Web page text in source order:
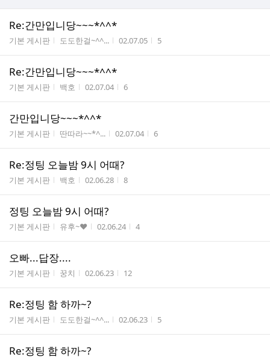
Re:간만입니당~~~*^^*
게시판명
기본 게시판 작성자
도도한걸~^^... 작성시간
02.07.05 조회수
5
Re:간만입니당~~~*^^*
게시판명
기본 게시판 작성자
백호 작성시간
02.07.04 조회수
6
간만입니당~~~*^^*
게시판명
기본 게시판 작성자
딴따라~~*^... 작성시간
02.07.04 조회수
6
Re:정팅 오늘밤 9시 어때?
게시판명
기본 게시판 작성자
백호 작성시간
02.06.28 조회수
8
정팅 오늘밤 9시 어때?
게시판명
기본 게시판 작성자
유후~♥ 작성시간
02.06.24 조회수
4
오빠...답장....
게시판명
기본 게시판 작성자
꿍치 작성시간
02.06.23 조회수
12
Re:정팅 함 하까~?
게시판명
기본 게시판 작성자
도도한걸~^^... 작성시간
02.06.23 조회수
5
Re:정팅 함 하까~?